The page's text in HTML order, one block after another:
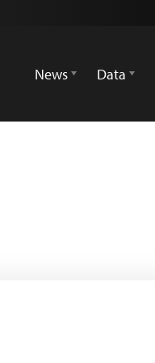
News
Data